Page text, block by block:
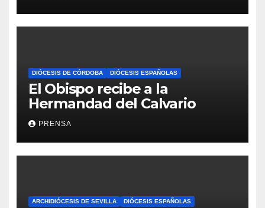
DIÓCESIS DE CÓRDOBA DIÓCESIS ESPAÑOLAS
El Obispo recibe a la
Hermandad del Calvario
PRENSA
ARCHIDIÓCESIS DE SEVILLA DIÓCESIS ESPAÑOLAS